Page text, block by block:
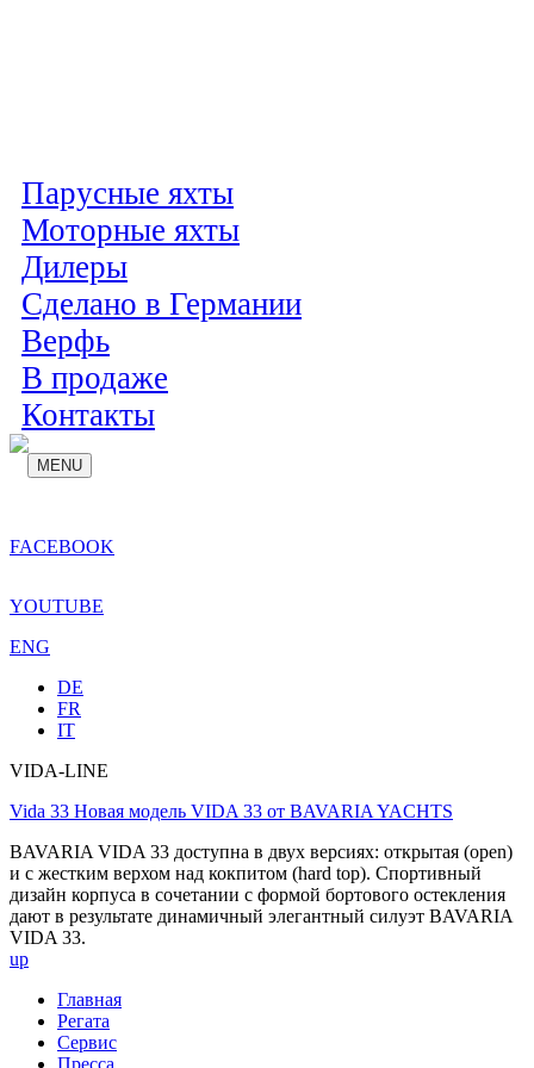
Парусные яхты
Моторные яхты
Дилеры
Сделано в Германии
Верфь
В продаже
Контакты
MENU
FACEBOOK
YOUTUBE
ENG
DE
FR
IT
VIDA-LINE
Vida 33 Новая модель VIDA 33 от BAVARIA YACHTS
BAVARIA VIDA 33 доступна в двух версиях: открытая (open)
и с жестким верхом над кокпитом (hard top). Спортивный
дизайн корпуса в сочетании с формой бортового остекления
дают в результате динамичный элегантный силуэт BAVARIA
VIDA 33.
up
Главная
Регата
Сервис
Пресса